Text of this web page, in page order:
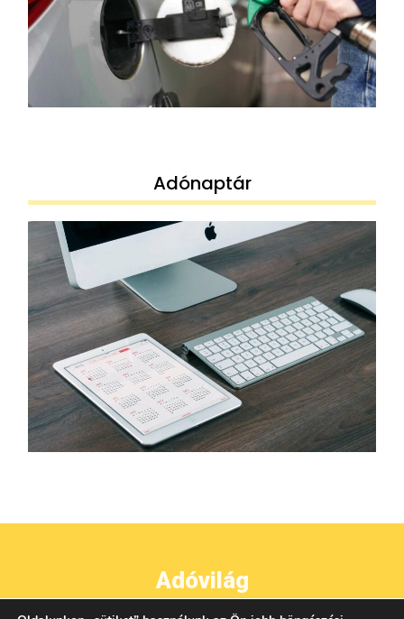
Adónaptár
Adóvilág